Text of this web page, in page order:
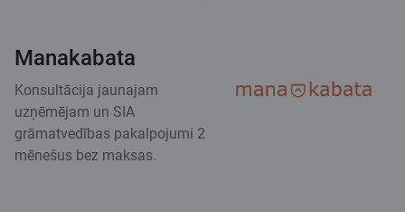
Manakabata
Konsultācija jaunajam
uzņēmējam un SIA
grāmatvedības pakalpojumi 2
mēnešus bez maksas.